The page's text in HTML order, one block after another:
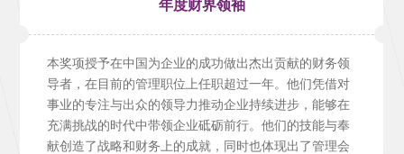
年度财界领袖
本奖项授予在中国为企业的成功做出杰出贡献的财务领
导者，在目前的管理职位上任职超过一年。他们凭借对
事业的专注与出众的领导力推动企业持续进步，能够在
充满挑战的时代中带领企业砥砺前行。他们的技能与奉
献创造了战略和财务上的成就，同时也体现出了管理会